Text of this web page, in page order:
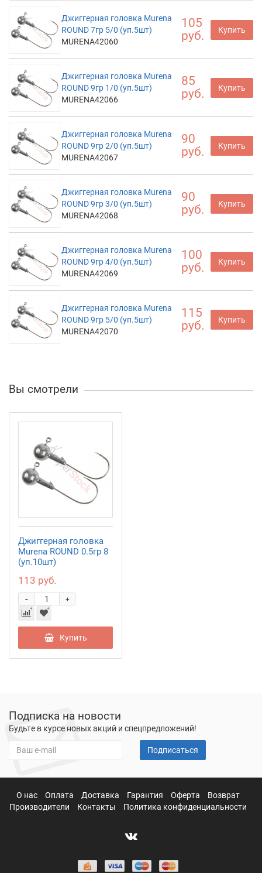
Джиггерная головка Murena
ROUND 7гр 5/0 (уп.5шт)
MURENA42060
105
руб.
Купить
Джиггерная головка Murena
ROUND 9гр 1/0 (уп.5шт)
MURENA42066
85
руб.
Купить
Джиггерная головка Murena
ROUND 9гр 2/0 (уп.5шт)
MURENA42067
90
руб.
Купить
Джиггерная головка Murena
ROUND 9гр 3/0 (уп.5шт)
MURENA42068
90
руб.
Купить
Джиггерная головка Murena
ROUND 9гр 4/0 (уп.5шт)
MURENA42069
100
руб.
Купить
Джиггерная головка Murena
ROUND 9гр 5/0 (уп.5шт)
MURENA42070
115
руб.
Купить
Вы смотрели
Джиггерная головка
Murena ROUND 0.5гр 8
(уп.10шт)
113 руб.
+
-
Купить
Подписка на новости
Будьте в курсе новых акций и спецпредложений!
Подписаться
О нас Оплата Доставка Гарантия Оферта
Возврат
Производители
Контакты Политика конфиденциальности